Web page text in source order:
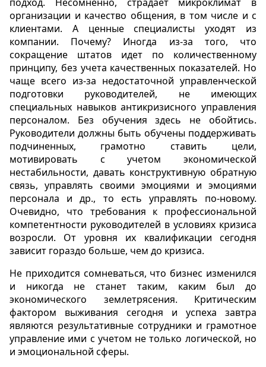
организации и качество общения, в том числе и с
клиентами. А ценные специалисты уходят из
компании. Почему? Иногда из-за того, что
сокращение штатов идет по количественному
принципу, без учета качественных показателей. Но
чаще всего из-за недостаточной управленческой
подготовки руководителей, не имеющих
специальных навыков антикризисного управления
персоналом. Без обучения здесь не обойтись.
Руководители должны быть обучены поддерживать
подчиненных, грамотно ставить цели,
мотивировать с учетом экономической
нестабильности, давать конструктивную обратную
связь, управлять своими эмоциями и эмоциями
персонала и др., то есть управлять по-новому.
Очевидно, что требования к профессиональной
компетентности руководителей в условиях кризиса
возросли. От уровня их квалификации сегодня
зависит гораздо больше, чем до кризиса.
Не приходится сомневаться, что бизнес изменился
и никогда не станет таким, каким был до
экономического землетрясения. Критическим
фактором выживания сегодня и успеха завтра
являются результативные сотрудники и грамотное
управление ими с учетом не только логической, но
и эмоциональной сферы.